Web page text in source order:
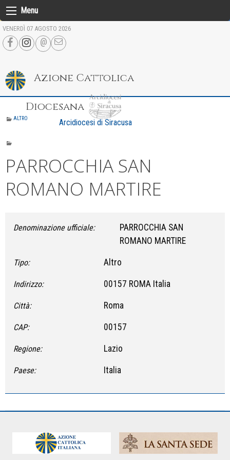
Skip
to
content
Menu
VENERDÌ 07 AGOSTO 2026
Azione Cattolica
Diocesana
Arcidiocesi di Siracusa
ALTRO
PARROCCHIA SAN
ROMANO MARTIRE
Denominazione ufficiale:
PARROCCHIA SAN
ROMANO MARTIRE
Tipo: Altro
Indirizzo: 00157 ROMA Italia
Città: Roma
CAP: 00157
Regione: Lazio
Paese: Italia